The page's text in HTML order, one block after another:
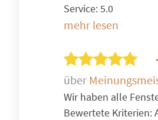
Service: 5.0
mehr lesen
über
Wir haben alle
Bewertete Kriterien: